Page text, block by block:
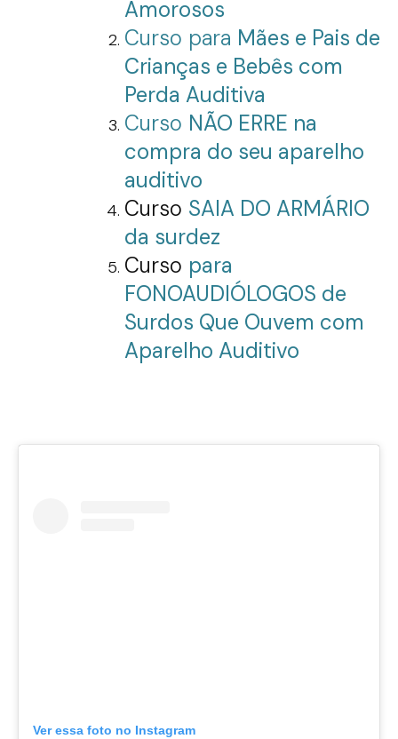
Amorosos
Curso para Mães e Pais de
Crianças e Bebês com
Perda Auditiva
Curso NÃO ERRE na
compra do seu aparelho
auditivo
Curso SAIA DO ARMÁRIO
da surdez
Curso para
FONOAUDIÓLOGOS de
Surdos Que Ouvem com
Aparelho Auditivo
Ver essa foto no Instagram